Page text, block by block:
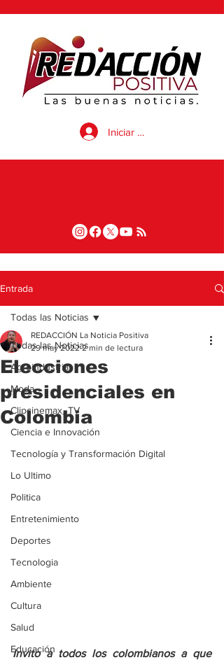
Iniciar sesión
Entrada
Todas las Noticias
Agroindustria
Moda
Clipcinemax_TV
Ciencia e Innovación
Tecnología y Transformación Digital
Lo Ultimo
Politica
Entretenimiento
Deportes
Tecnologia
Ambiente
Cultura
Salud
Educación
Todas las Noticias
Elecciones
presidenciales en
Colombia
REDACCIÓN La Noticia Positiva
29 may 2022 2 min de lectura
Invito a todos los colombianos a que